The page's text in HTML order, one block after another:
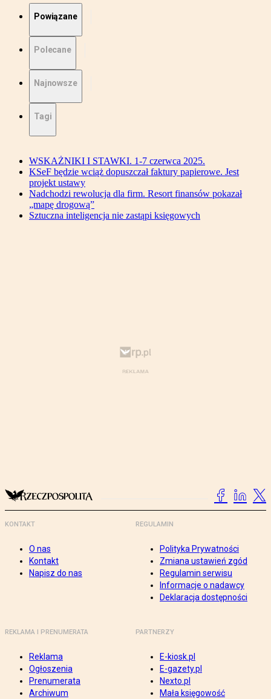
Powiązane
Polecane
Najnowsze
Tagi
WSKAŻNIKI I STAWKI. 1-7 czerwca 2025.
KSeF będzie wciąż dopuszczał faktury papierowe. Jest
projekt ustawy
Nadchodzi rewolucja dla firm. Resort finansów pokazał
„mapę drogową”
Sztuczna inteligencja nie zastąpi księgowych
KONTAKT
O nas
Kontakt
Napisz do nas
REGULAMIN
Polityka Prywatności
Zmiana ustawień zgód
Regulamin serwisu
Informacje o nadawcy
Deklaracja dostępności
REKLAMA I PRENUMERATA
Reklama
Ogłoszenia
Prenumerata
Archiwum
PARTNERZY
E-kiosk.pl
E-gazety.pl
Nexto.pl
Mała księgowość